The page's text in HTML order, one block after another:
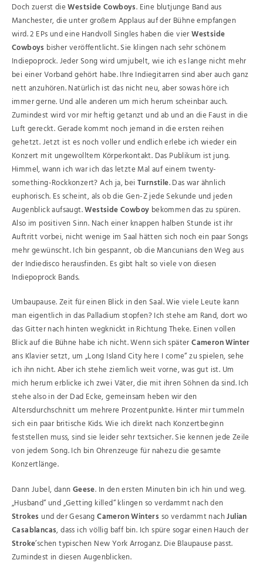
Doch zuerst dieWestside Cowboys. Eine blutjunge Band aus
Manchester, die unter großem Applaus auf der Bühne empfangen
wird. 2 EPs und eine Handvoll Singles haben die vierWestside
Cowboys bisher veröffentlicht. Sie klingen nach sehr schönem
Indiepoprock. Jeder Song wird umjubelt, wie ich es lange nicht mehr
bei einer Vorband gehört habe. Ihre Indiegitarren sind aber auch ganz
nett anzuhören. Natürlich ist das nicht neu, aber sowas höre ich
immer gerne. Und alle anderen um mich herum scheinbar auch.
Zumindest wird vor mir heftig getanzt und ab und an die Faust in die
Luft gereckt. Gerade kommt noch jemand in die ersten reihen
gehetzt. Jetzt ist es noch voller und endlich erlebe ich wieder ein
Konzert mit ungewolltem Körperkontakt. Das Publikum ist jung.
Himmel, wann ich war ich das letzte Mal auf einem twenty-
something-Rockkonzert? Ach ja, bei Turnstile. Das war ähnlich
euphorisch. Es scheint, als ob die Gen-Z jede Sekunde und jeden
Augenblick aufsaugt.Westside Cowboy bekommen das zu spüren.
Also im positiven Sinn. Nach einer knappen halben Stunde ist ihr
Auftritt vorbei, nicht wenige im Saal hätten sich noch ein paar Songs
mehr gewünscht. Ich bin gespannt, ob die Mancunians den Weg aus
der Indiedisco herausfinden. Es gibt halt so viele von diesen
Indiepoprock Bands.
Umbaupause. Zeit für einen Blick in den Saal. Wie viele Leute kann
man eigentlich in das Palladium stopfen? Ich stehe am Rand, dort wo
das Gitter nach hinten wegknickt in Richtung Theke. Einen vollen
Blick auf die Bühne habe ich nicht. Wenn sich späterCameron Winter
ans Klavier setzt, um „Long Island City here I come“ zu spielen, sehe
ich ihn nicht. Aber ich stehe ziemlich weit vorne, was gut ist. Um
mich herum erblicke ich zwei Väter, die mit ihren Söhnen da sind. Ich
stehe also in der Dad Ecke, gemeinsam heben wir den
Altersdurchschnitt um mehrere Prozentpunkte. Hinter mir tummeln
sich ein paar britische Kids. Wie ich direkt nach Konzertbeginn
feststellen muss, sind sie leider sehr textsicher. Sie kennen jede Zeile
von jedem Song. Ich bin Ohrenzeuge für nahezu die gesamte
Konzertlänge.
Dann Jubel, dannGeese. In den ersten Minuten bin ich hin und weg.
„Husband“ und „Getting killed“ klingen so verdammt nach den
Strokes und der GesangCameron Winters so verdammt nachJulian
Casablancas, dass ich völlig baff bin. Ich spüre sogar einen Hauch der
Stroke’schen typischen New York Arroganz. Die Blaupause passt.
Zumindest in diesen Augenblicken.